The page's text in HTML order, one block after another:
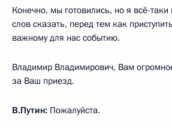
Конечно, мы готовились, но я всё-
слов сказать, перед тем как
важному для нас событию.
Владимир Владимирович, Вам
за Ваш приезд.
В.Путин: Пожалуйста.